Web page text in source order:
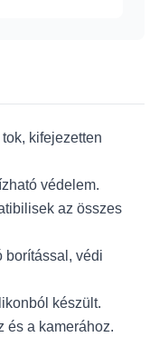
kifejezetten
védelem.
az összes
borítással, védi
készült.
és a kamerához.